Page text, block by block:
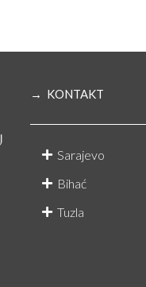
→ KONTAKT
Sarajevo
Bihać
Tuzla